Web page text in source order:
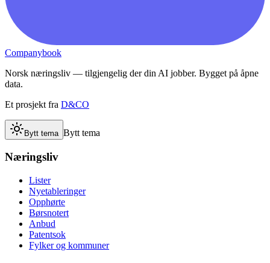
Companybook
Norsk næringsliv — tilgjengelig der din AI jobber. Bygget på åpne
data.
Et prosjekt fra D&CO
Bytt tema Bytt tema
Næringsliv
Lister
Nyetableringer
Opphørte
Børsnotert
Anbud
Patentsok
Fylker og kommuner